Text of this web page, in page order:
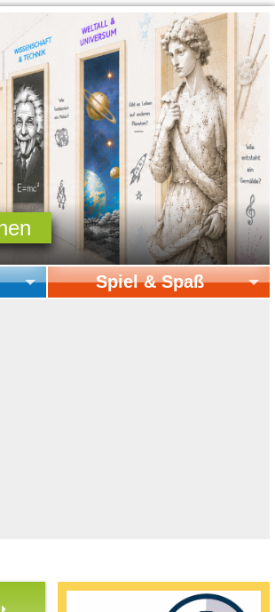
Spiel & Spaß
Reisen, Events & Sport